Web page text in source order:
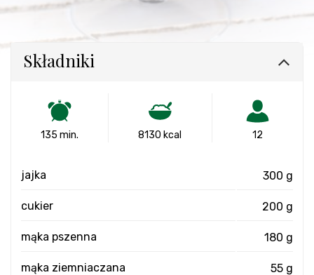
Składniki
135 min. 8130 kcal 12
jajka 300 g
cukier 200 g
mąka pszenna 180 g
mąka ziemniaczana 55 g